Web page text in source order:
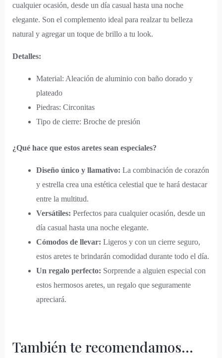
cualquier ocasión, desde un día casual hasta una noche
elegante. Son el complemento ideal para realzar tu belleza
natural y agregar un toque de brillo a tu look.
Detalles:
Material: Aleación de aluminio con baño dorado y
plateado
Piedras: Circonitas
Tipo de cierre: Broche de presión
¿Qué hace que estos aretes sean especiales?
Diseño único y llamativo: La combinación de corazón
y estrella crea una estética celestial que te hará destacar
entre la multitud.
Versátiles: Perfectos para cualquier ocasión, desde un
día casual hasta una noche elegante.
Cómodos de llevar: Ligeros y con un cierre seguro,
estos aretes te brindarán comodidad durante todo el día.
Un regalo perfecto: Sorprende a alguien especial con
estos hermosos aretes, un regalo que seguramente
apreciará.
También te recomendamos…